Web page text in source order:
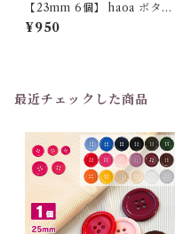
【23mm 6個】 haoa ボタン
スーツ用 コート用 ナット調 6
個セット 樹脂製 NNT-1 日本
¥950
最近チェックした商品